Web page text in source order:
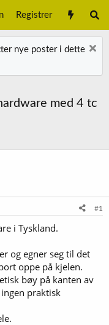
Registrer
nye poster i dette
med 4 tc
#1
i Tyskland.
og egner seg til det
oppe på kjelen.
bøy på kanten av
praktisk